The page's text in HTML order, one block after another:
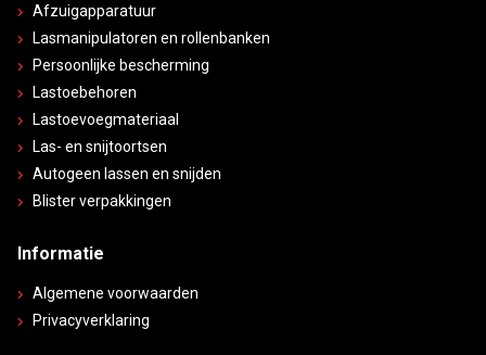
Afzuigapparatuur
Lasmanipulatoren en rollenbanken
Persoonlijke bescherming
Lastoebehoren
Lastoevoegmateriaal
Las- en snijtoortsen
Autogeen lassen en snijden
Blister verpakkingen
Informatie
Algemene voorwaarden
Privacyverklaring